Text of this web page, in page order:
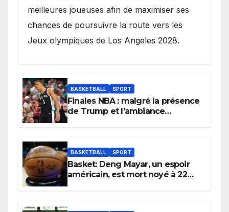
meilleures joueuses afin de maximiser ses
chances de poursuivre la route vers les
Jeux olympiques de Los Angeles 2028.
BASKETBALL SPORT
Finales NBA : malgré la présence
de Trump et l’ambiance
BASKETBALL SPORT
Basket: Deng Mayar, un espoir
américain, est mort noyé à 22